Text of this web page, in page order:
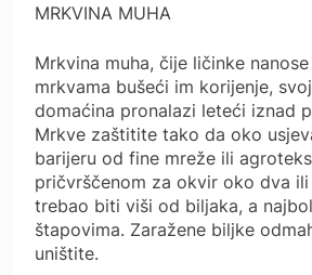
MRKVINA MUHA
Mrkvina muha, čije ličinke
mrkvama bušeći im korijenje,
domaćina pronalazi leteći iznad
Mrkve zaštitite tako da oko
barijeru od fine mreže ili
pričvrščenom za okvir oko dva
trebao biti viši od biljaka, a
štapovima. Zaražene biljke
uništite.